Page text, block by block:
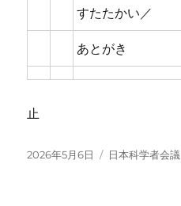
すたたかい／
あとがき
止
投
2026年5月6日
カ
日本科学者会議